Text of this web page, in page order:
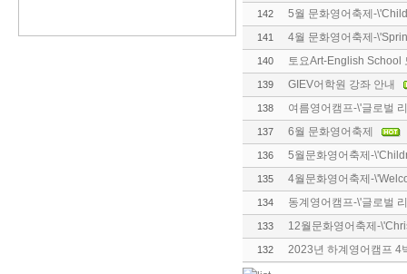
142 5월 문화영어축제-
141 4월 문화영어축제-
140 토요Art-English School
139 GIEV어학원 강좌 안내
138 여름영어캠프-\'글로벌
137 6월 문화영어축제
136 5월문화영어축제-
135 4월문화영어축제-
134 동계영어캠프-\'글로벌
133 12월문화영어축제-
132 2023년 하계영어캠프 4